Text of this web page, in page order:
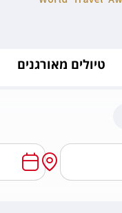
טיולים מאורגנים